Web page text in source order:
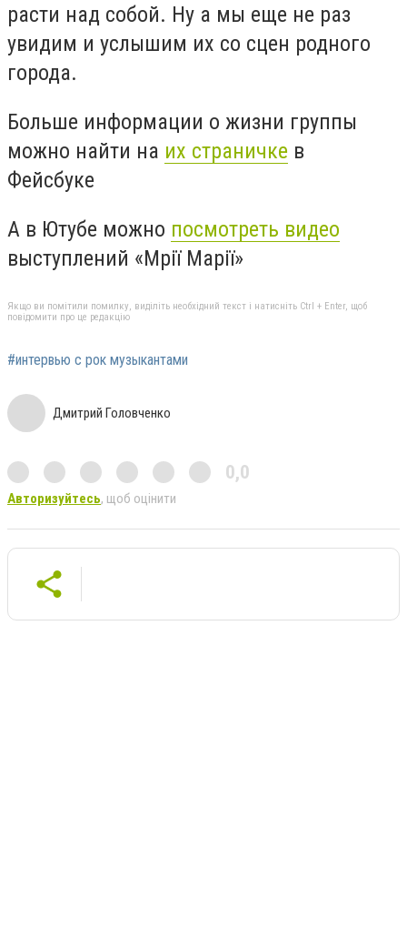
расти над собой. Ну а мы еще не раз
увидим и услышим их со сцен родного
города.
Больше информации о жизни группы
можно найти на их страничке в
Фейсбуке
А в Ютубе можно посмотреть видео
выступлений «Мрії Марії»
Якщо ви помітили помилку, виділіть необхідний текст і натисніть Ctrl + Enter, щоб
повідомити про це редакцію
#интервью с рок музыкантами
Дмитрий Головченко
0,0
Авторизуйтесь, щоб оцінити